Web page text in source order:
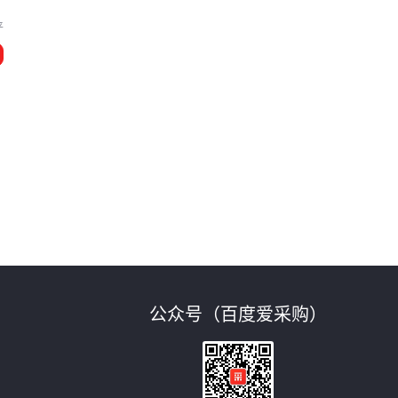
公众号（百度爱采购）